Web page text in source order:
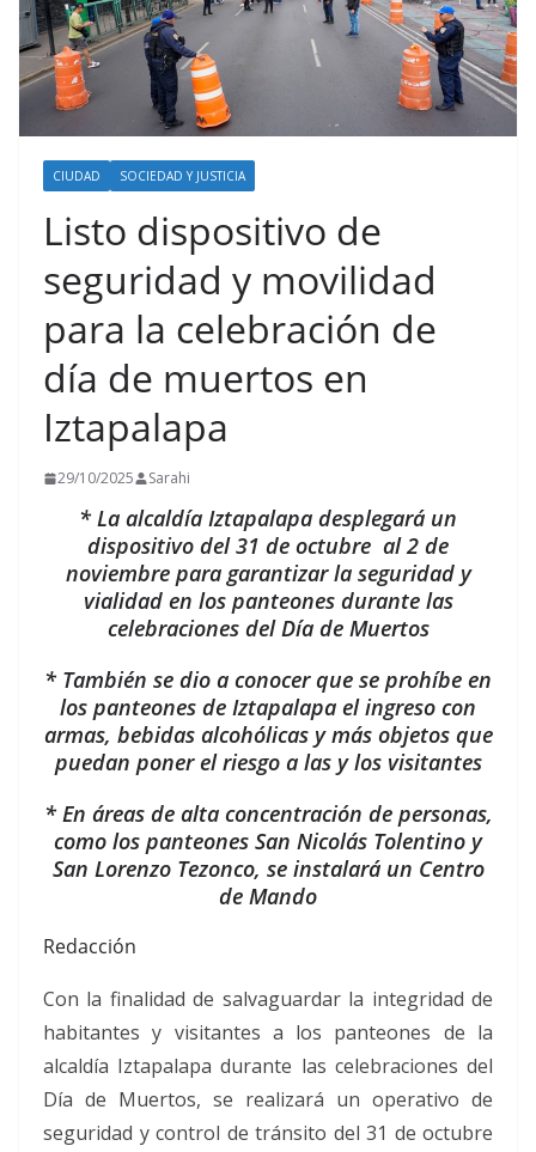
CIUDAD SOCIEDAD Y JUSTICIA
Listo dispositivo de
seguridad y movilidad
para la celebración de
día de muertos en
Iztapalapa
29/10/2025 Sarahi
* La alcaldía Iztapalapa desplegará un
dispositivo del 31 de octubre al 2 de
noviembre para garantizar la seguridad y
vialidad en los panteones durante las
celebraciones del Día de Muertos
* También se dio a conocer que se prohíbe en
los panteones de Iztapalapa el ingreso con
armas, bebidas alcohólicas y más objetos que
puedan poner el riesgo a las y los visitantes
* En áreas de alta concentración de personas,
como los panteones San Nicolás Tolentino y
San Lorenzo Tezonco, se instalará un Centro
de Mando
Redacción
Con la finalidad de salvaguardar la integridad de
habitantes y visitantes a los panteones de la
alcaldía Iztapalapa durante las celebraciones del
Día de Muertos, se realizará un operativo de
seguridad y control de tránsito del 31 de octubre